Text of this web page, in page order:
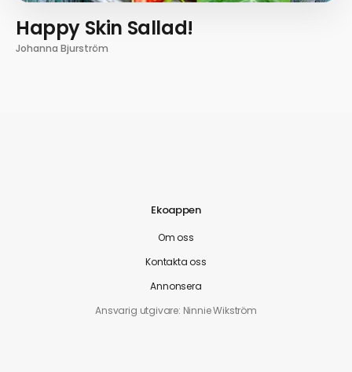
Happy Skin Sallad!
Johanna Bjurström
Ekoappen
Om oss
Kontakta oss
Annonsera
Ansvarig utgivare: Ninnie Wikström